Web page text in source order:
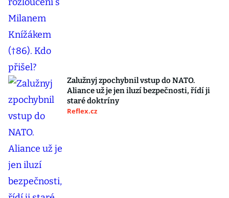
Zalužnyj zpochybnil vstup do NATO.
Aliance už je jen iluzí bezpečnosti, řídí ji
staré doktríny
Reflex.cz